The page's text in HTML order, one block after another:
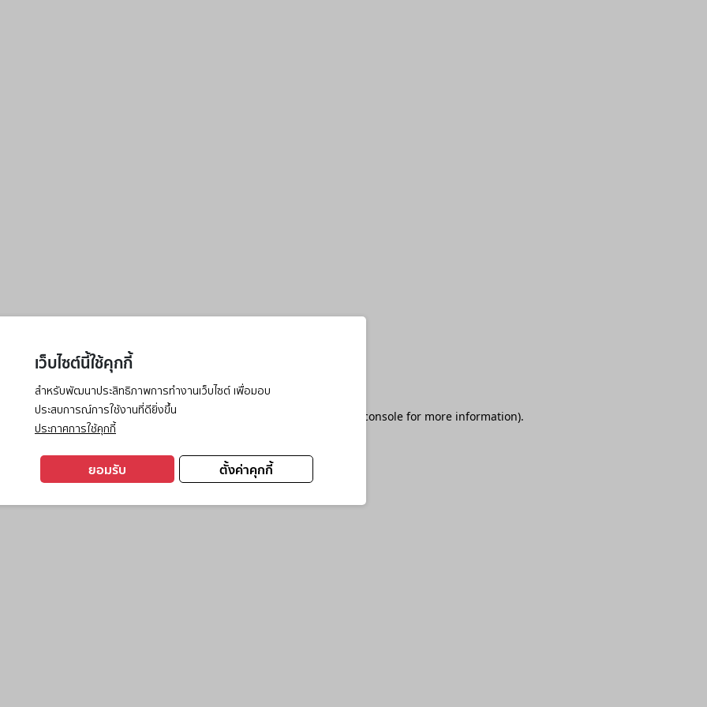
เว็บไซต์นี้ใช้คุกกี้
สำหรับพัฒนาประสิทธิภาพการทำงานเว็บไซต์ เพื่อมอบ
ประสบการณ์การใช้งานที่ดียิ่งขึ้น
ประกาศการใช้คุกกี้
ตั้งค่าคุกกี้
ยอมรับ
has occurred while loading browser console for more information).